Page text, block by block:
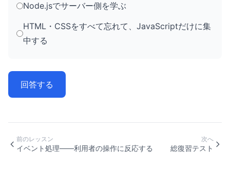
Node.jsでサーバー側を学ぶ
HTML・CSSをすべて忘れて、JavaScriptだけに集
中する
回答する
前のレッスン
イベント処理——利用者の操作に反応する
次へ
総復習テスト